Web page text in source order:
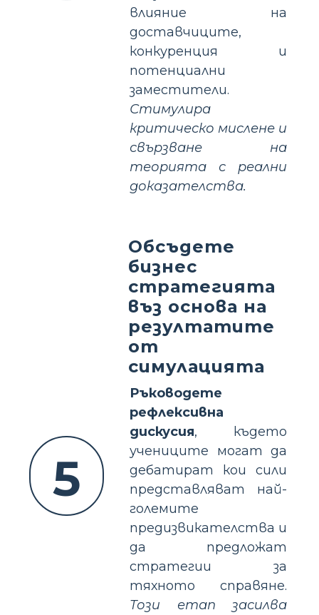
влияние на
доставчиците,
конкуренция и
потенциални
заместители.
Стимулира
критическо мислене и
свързване на
теорията с реални
доказателства.
5
Обсъдете
бизнес
стратегията
въз основа на
резултатите
от
симулацията
Ръководете
рефлексивна
дискусия, където
учениците могат да
дебатират кои сили
представляват най-
големите
предизвикателства и
да предложат
стратегии за
тяхното справяне.
Този етап засилва